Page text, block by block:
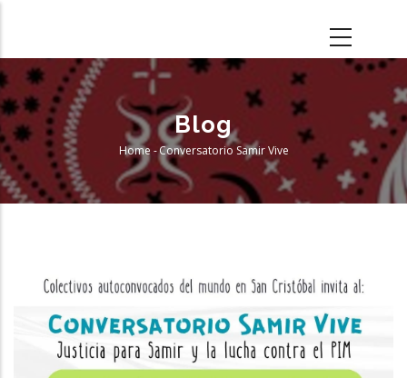
main
content
Blog
Breadcrumb
Home -Conversatorio Samir Vive